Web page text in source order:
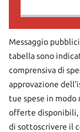
Messaggio
tabella sono
comprensiva di
approvazione
tue spese in
offerte disponibili,
di sottoscrivere il